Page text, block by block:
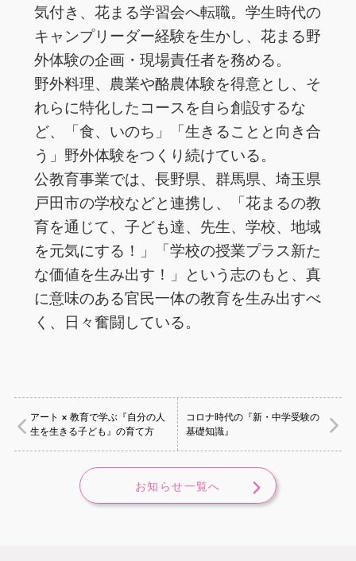
気付き、花まる学習会へ転職。学生時代の
キャンプリーダー経験を生かし、花まる野
外体験の企画・現場責任者を務める。
野外料理、農業や酪農体験を得意とし、そ
れらに特化したコースを自ら創設するな
ど、「食、いのち」「生きることと向き合
う」野外体験をつくり続けている。
公教育事業では、長野県、群馬県、埼玉県
戸田市の学校などと連携し、「花まるの教
育を通じて、子ども達、先生、学校、地域
を元気にする！」「学校の授業プラス新た
な価値を生み出す！」という志のもと、真
に意味のある官民一体の教育を生み出すべ
く、日々奮闘している。
アート × 教育で学ぶ『自分の人
生を生きる子ども』の育て方
コロナ時代の『新・中学受験の
基礎知識』
お知らせ一覧へ